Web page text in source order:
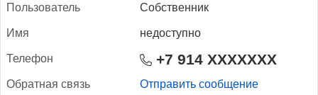
Поль­зо­ватель Собственник
Имя недоступно
Те­лефон +7 914 XXXXXXX
Об­ратная связь Отправить сообщение